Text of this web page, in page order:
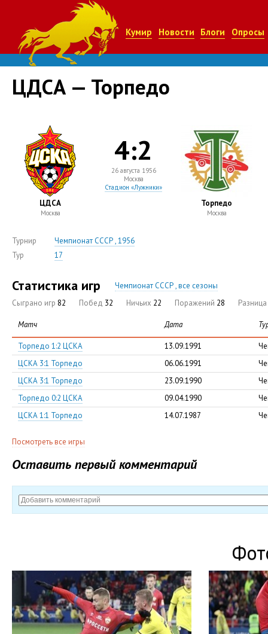
Кумир Новости Блоги Опросы
ЦДCА — Торпедо
ЦДCА
Москва
4:2
26 августа 1956
Москва
Стадион «Лужники»
Торпедо
Москва
Турнир
Чемпионат СССР , 1956
Тур
17
Статистика игр
Чемпионат СССР , все сезоны
Сыграно игр 82 Побед 32 Ничьих 22 Поражений 28 Разница
Матч Дата
Торпедо 1:2 ЦСКА 13.09.1991
ЦСКА 3:1 Торпедо
06.06.1991
ЦСКА 3:1 Торпедо
23.09.1990
Торпедо 0:2 ЦСКА
09.04.1990
ЦСКА 1:1 Торпедо
14.07.1987
Посмотреть все игры
Оставить первый комментарий